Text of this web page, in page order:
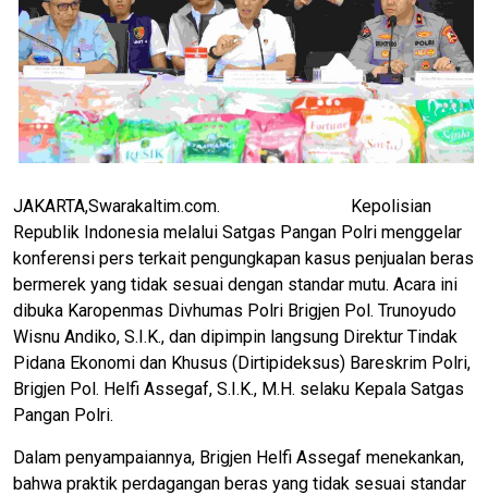
JAKARTA,Swarakaltim.com. Kepolisian
Republik Indonesia melalui Satgas Pangan Polri menggelar
konferensi pers terkait pengungkapan kasus penjualan beras
bermerek yang tidak sesuai dengan standar mutu. Acara ini
dibuka Karopenmas Divhumas Polri Brigjen Pol. Trunoyudo
Wisnu Andiko, S.I.K., dan dipimpin langsung Direktur Tindak
Pidana Ekonomi dan Khusus (Dirtipideksus) Bareskrim Polri,
Brigjen Pol. Helfi Assegaf, S.I.K., M.H. selaku Kepala Satgas
Pangan Polri.
Dalam penyampaiannya, Brigjen Helfi Assegaf menekankan,
bahwa praktik perdagangan beras yang tidak sesuai standar